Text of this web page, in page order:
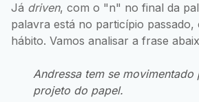
Já driven, com o "n" no final da
palavra está no particípio passado,
hábito. Vamos analisar a frase
Andressa tem se movimentado
projeto do papel.